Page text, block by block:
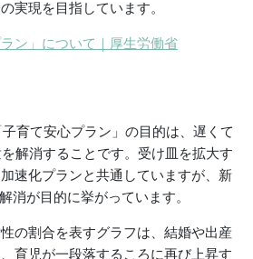
実現を目指しています。
ラン」について｜厚生労働省
育て安心プラン」の目的は、遅くて
解消することです。受け皿を拡大す
速化プランと共通していますが、新
消が目的に挙がっています。
の割合を表すグラフは、結婚や出産
育児が一段落するころに再び上昇す